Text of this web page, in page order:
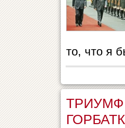
то, что я